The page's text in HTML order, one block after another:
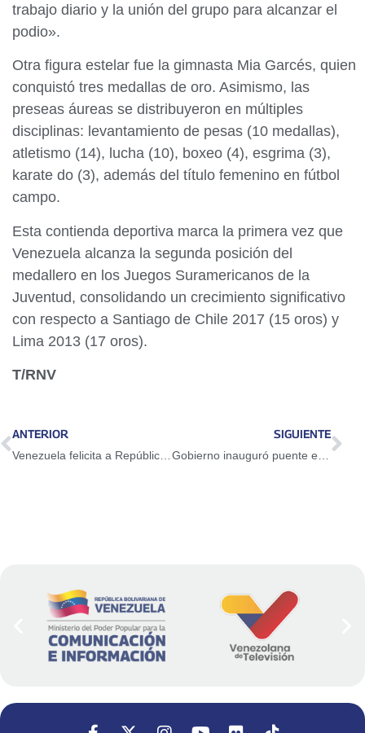
trabajo diario y la unión del grupo para alcanzar el
podio».
Otra figura estelar fue la gimnasta Mia Garcés, quien
conquistó tres medallas de oro. Asimismo, las
preseas áureas se distribuyeron en múltiples
disciplinas: levantamiento de pesas (10 medallas),
atletismo (14), lucha (10), boxeo (4), esgrima (3),
karate do (3), además del título femenino en fútbol
campo.
Esta contienda deportiva marca la primera vez que
Venezuela alcanza la segunda posición del
medallero en los Juegos Suramericanos de la
Juventud, consolidando un crecimiento significativo
con respecto a Santiago de Chile 2017 (15 oros) y
Lima 2013 (17 oros).
T/RNV
ANTERIOR SIGUIENTE